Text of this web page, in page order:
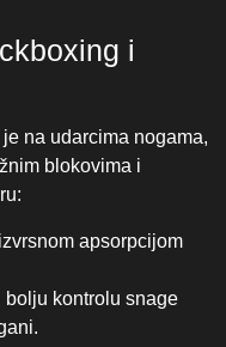
kontrolu snage
i refleks, a pruža
su – borac mora
i BJJ